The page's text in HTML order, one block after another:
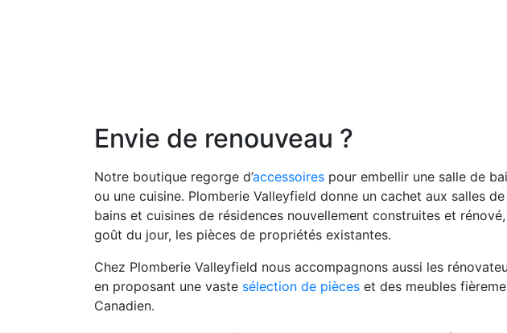
Envie de renouveau ?
Notre boutique regorge d’accessoires pour embellir une salle de
ou une cuisine. Plomberie Valleyfield donne un cachet aux salles de
bains et cuisines de résidences nouvellement construites et
goût du jour, les pièces de propriétés existantes.
Chez Plomberie Valleyfield nous accompagnons aussi les
en proposant une vaste sélection de pièces et des meubles
Canadien.